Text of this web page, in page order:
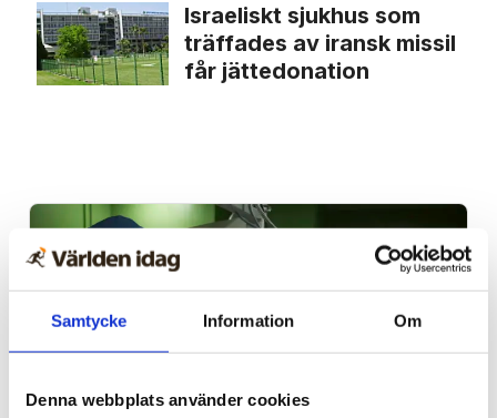
Samtycke Information Om
Denna webbplats använder cookies
Israeliskt sjukhus som
träffades av iransk missil
får jätte­donation